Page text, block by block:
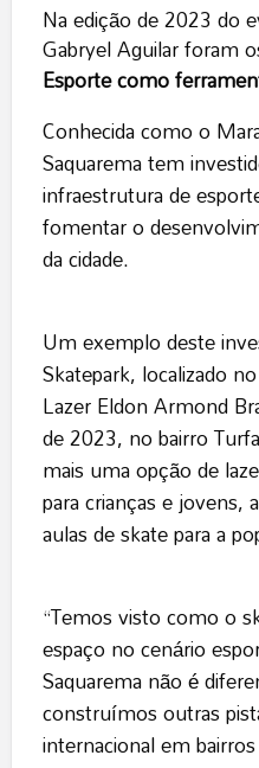
Na edição de 2023 do
Gabryel Aguilar foram
Esporte como
Conhecida como o
Saquarema tem
infraestrutura de
fomentar o
da cidade.
Um exemplo deste
Skatepark, localizado
Lazer Eldon Armond
de 2023, no bairro
mais uma opção de
para crianças e jovens,
aulas de skate para a
“Temos visto como o
espaço no cenário
Saquarema não é
construímos outras
internacional em